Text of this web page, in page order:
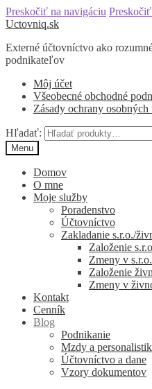
Preskočiť na navigáciu Preskočiť
Uctovniq.sk
Externé účtovníctvo ako
podnikateľov
Môj účet
Všeobecné obchodné
Zásady ochrany osobných
Hľadať:
Menu
Domov
O mne
Moje služby
Poradenstvo
Účtovníctvo
Zakladanie s.r.o./
Založenie
Zmeny v s.r.o.
Založenie
Zmeny v
Kontakt
Cenník
Blog
Podnikanie
Mzdy a
Účtovníctvo a dane
Vzory dokumentov